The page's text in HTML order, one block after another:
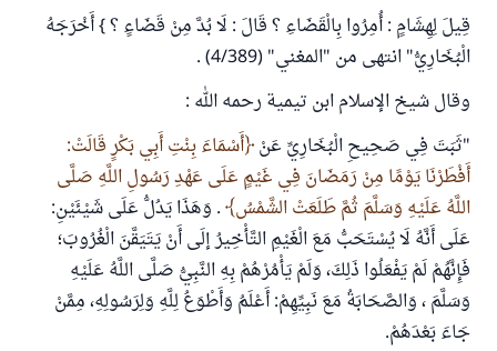
قِيلَ لِهِشَامٍ : أُمِرُوا بِالْقَضَاءِ ؟ قَالَ : لَا بُدَّ مِنْ قَضَاءٍ ؟ } أَخْرَجَهُ
الْبُخَارِيُّ" انتهى من "المغني" (4/389) .
وقال شيخ الإسلام ابن تيمية رحمه الله :
"ثَبَتَ فِي صَحِيحِ الْبُخَارِيِّ عَنْ أَسْمَاءَ بِنْتِ أَبِي بَكْرٍ قَالَتْ:
أَفْطَرْنَا يَوْمًا مِنْ رَمَضَانَ فِي غَيْمٍ عَلَى عَهْدِ رَسُولِ اللَّهِ صَلَّى
اللَّهُ عَلَيْهِ وَسَلَّمَ ثُمَّ طَلَعَتْ الشَّمْسُ . وَهَذَا يَدُلُّ عَلَى شَيْئَيْنِ:
عَلَى أَنَّهُ لَا يُسْتَحَبُّ مَعَ الْغَيْمِ التَّأْخِيرُ إلَى أَنْ يَتَيَقَّنَ الْغُرُوبَ؛
فَإِنَّهُمْ لَمْ يَفْعَلُوا ذَلِكَ، وَلَمْ يَأْمُرْهُمْ بِهِ النَّبِيُّ صَلَّى اللَّهُ عَلَيْهِ
وَسَلَّمَ ، وَالصَّحَابَةُ مَعَ نَبِيِّهِمْ: أَعْلَمُ وَأَطْوَعُ لِلَّهِ وَلِرَسُولِهِ، مِمَّنْ
جَاءَ بَعْدَهُمْ.